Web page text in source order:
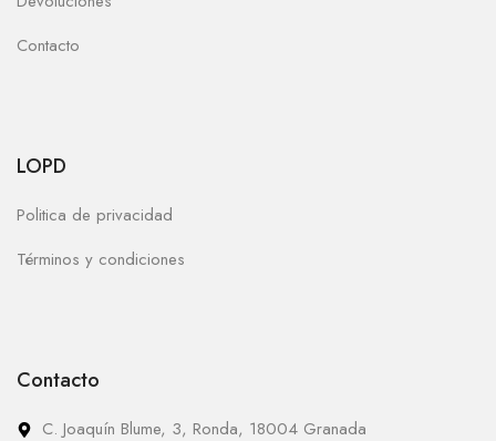
Contacto
LOPD
Politica de privacidad
Términos y condiciones
Contacto
C. Joaquín Blume, 3, Ronda, 18004 Granada